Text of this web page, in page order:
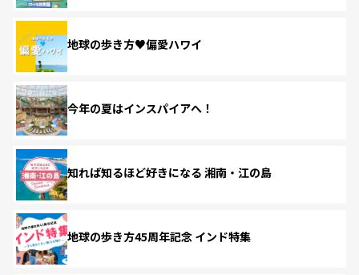
地球の歩き方♥偏愛ハワイ
今年の夏はインスパイアへ！
知れば知るほど好きになる 湘南・江の島
地球の歩き方45周年記念 インド特集